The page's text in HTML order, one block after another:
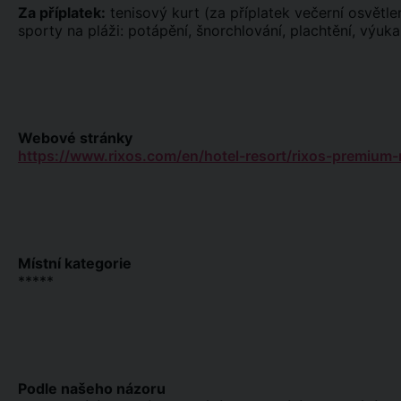
Za příplatek: tenisový kurt (za příplatek večerní
sporty na pláži: potápění, šnorchlování, plachtění,
Webové stránky
https://www.rixos.com/en/hotel-resort/rixos-
Místní kategorie
*****
Podle našeho názoru